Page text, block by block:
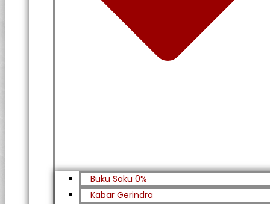
Buku Saku 0%
Kabar Gerindra